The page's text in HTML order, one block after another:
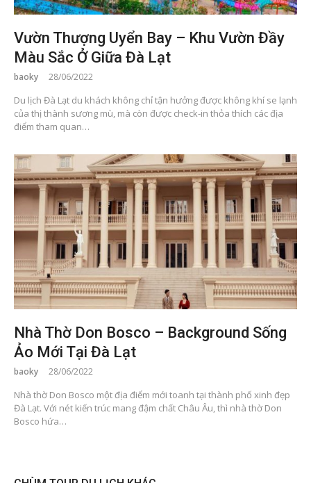
Vườn Thượng Uyển Bay – Khu Vườn Đầy
Màu Sắc Ở Giữa Đà Lạt
baoky 28/06/2022
Du lịch Đà Lạt du khách không chỉ tận hưởng được không khí se lạnh
của thị thành sương mù, mà còn được check-in thỏa thích các địa
điểm tham quan…
Nhà Thờ Don Bosco – Background Sống
Ảo Mới Tại Đà Lạt
baoky 28/06/2022
Nhà thờ Don Bosco một địa điểm mới toanh tại thành phố xinh đẹp
Đà Lạt. Với nét kiến trúc mang đậm chất Châu Âu, thì nhà thờ Don
Bosco hứa…